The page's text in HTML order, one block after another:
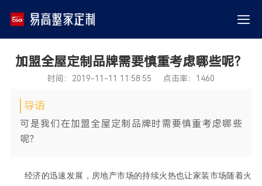
加盟全屋定制品牌需要慎重考虑哪些呢？
时间：2019-11-11 11:58:55 点击率：1460
导语
可是我们在加盟全屋定制品牌时需要慎重考虑哪些
呢？
经济的迅速发展，房地产市场的持续火热也让家装市场随着火